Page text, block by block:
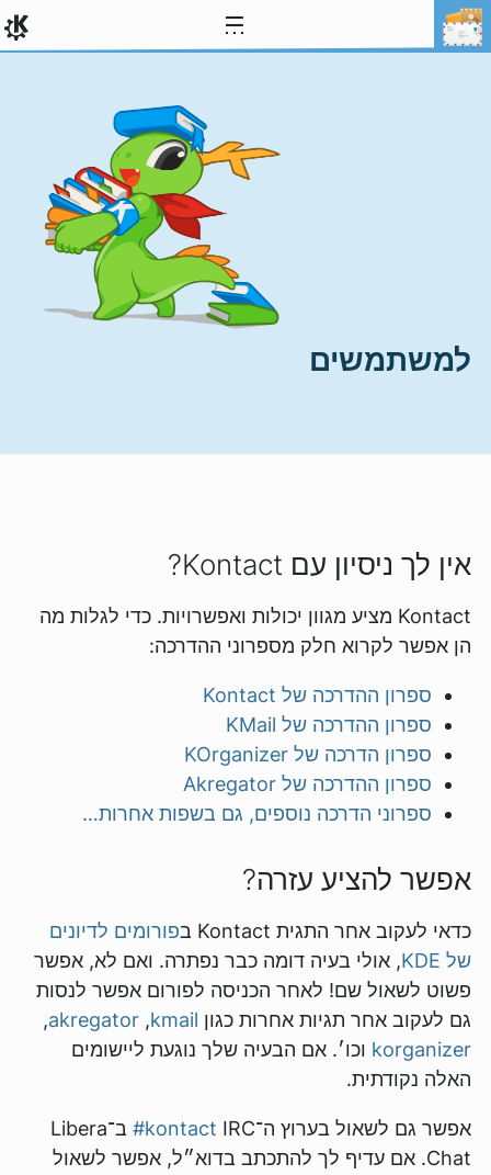
דילוג לתוכן
למשתמשים
אין לך ניסיון עם Kontact?
Kontact מציע מגוון יכולות ואפשרויות. כדי לגלות מה
הן אפשר לקרוא חלק מספרוני ההדרכה:
ספרון ההדרכה של Kontact
ספרון ההדרכה של KMail
ספרון הדרכה של KOrganizer
ספרון ההדרכה של Akregator
ספרוני הדרכה נוספים, גם בשפות אחרות…
אפשר להציע עזרה?
כדאי לעקוב אחר התגית Kontact ב
פורומים לדיונים
של KDE
, אולי בעיה דומה כבר נפתרה. ואם לא, אפשר
פשוט לשאול שם! לאחר הכניסה לפורום אפשר לנסות
גם לעקוב אחר תגיות אחרות כגון kmail
,‏
akregator
,‏
korganizer וכו׳. אם הבעיה שלך נוגעת ליישומים
האלה נקודתית.
אפשר גם לשאול בערוץ ה־IRC ‏ ‎#kontact
ב־Libera
Chat. אם עדיף לך להתכתב בדוא״ל, אפשר לשאול